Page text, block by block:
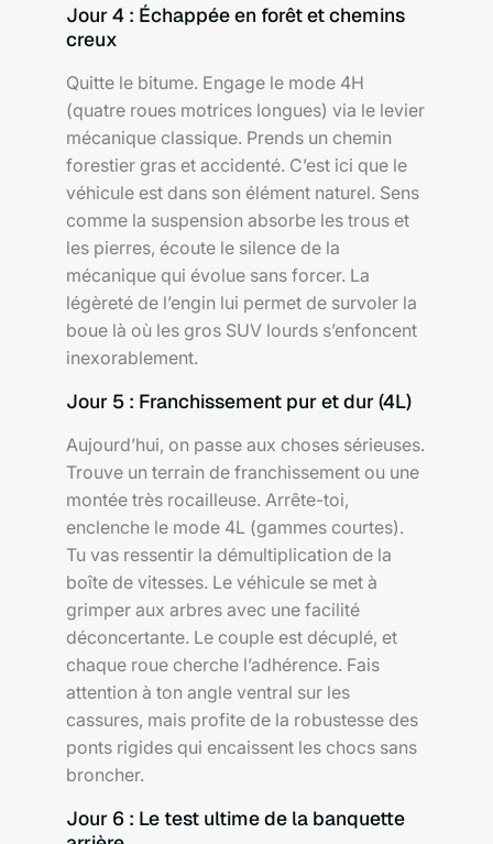
Jour 4 : Échappée en forêt et chemins
creux
Quitte le bitume. Engage le mode 4H
(quatre roues motrices longues) via le levier
mécanique classique. Prends un chemin
forestier gras et accidenté. C’est ici que le
véhicule est dans son élément naturel. Sens
comme la suspension absorbe les trous et
les pierres, écoute le silence de la
mécanique qui évolue sans forcer. La
légèreté de l’engin lui permet de survoler la
boue là où les gros SUV lourds s’enfoncent
inexorablement.
Jour 5 : Franchissement pur et dur (4L)
Aujourd’hui, on passe aux choses sérieuses.
Trouve un terrain de franchissement ou une
montée très rocailleuse. Arrête-toi,
enclenche le mode 4L (gammes courtes).
Tu vas ressentir la démultiplication de la
boîte de vitesses. Le véhicule se met à
grimper aux arbres avec une facilité
déconcertante. Le couple est décuplé, et
chaque roue cherche l’adhérence. Fais
attention à ton angle ventral sur les
cassures, mais profite de la robustesse des
ponts rigides qui encaissent les chocs sans
broncher.
Jour 6 : Le test ultime de la banquette